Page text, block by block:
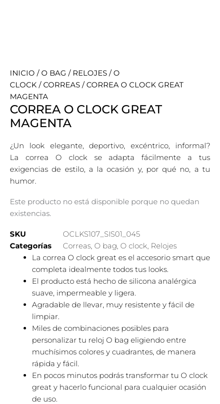
INICIO /O BAG / RELOJES /O
CLOCK /CORREAS / CORREA O CLOCK GREAT
MAGENTA
CORREA O CLOCK GREAT
MAGENTA
¿Un look elegante, deportivo, excéntrico, informal?
La correa O clock se adapta fácilmente a tus
exigencias de estilo, a la ocasión y, por qué no, a tu
humor.
Este producto no está disponible porque no quedan
existencias.
SKU
OCLKS107_SIS01_045
Categorías
Correas, O bag, O clock, Relojes
La correa O clock great es el accesorio smart que
completa idealmente todos tus looks.
El producto está hecho de silicona analérgica
suave, impermeable y ligera.
Agradable de llevar, muy resistente y fácil de
limpiar.
Miles de combinaciones posibles para
personalizar tu reloj O bag eligiendo entre
muchísimos colores y cuadrantes, de manera
rápida y fácil.
En pocos minutos podrás transformar tu O clock
great y hacerlo funcional para cualquier ocasión
de uso.